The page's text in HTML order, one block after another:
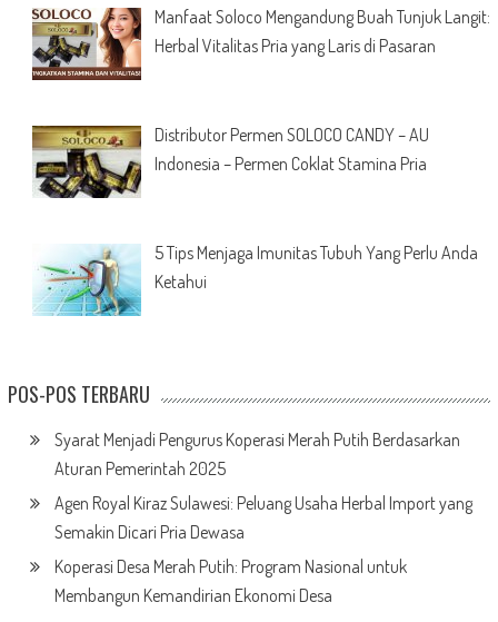
Manfaat Soloco Mengandung Buah Tunjuk Langit:
Herbal Vitalitas Pria yang Laris di Pasaran
Distributor Permen SOLOCO CANDY – AU
Indonesia – Permen Coklat Stamina Pria
5 Tips Menjaga Imunitas Tubuh Yang Perlu Anda
Ketahui
POS-POS TERBARU
Syarat Menjadi Pengurus Koperasi Merah Putih Berdasarkan
Aturan Pemerintah 2025
Agen Royal Kiraz Sulawesi: Peluang Usaha Herbal Import yang
Semakin Dicari Pria Dewasa
Koperasi Desa Merah Putih: Program Nasional untuk
Membangun Kemandirian Ekonomi Desa